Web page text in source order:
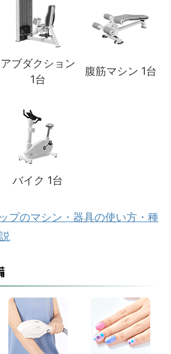
アブダクション
1台
腹筋マシン 1台
バイク 1台
プのマシン・器具の使い方・種